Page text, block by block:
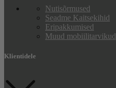
Nutisõrmused
Seadme Kaitsekihid
Eripakkumised
Muud mobiilitarvikud
Klientidele